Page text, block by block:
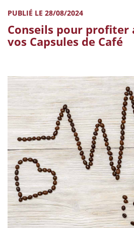
PUBLIÉ LE 28/08/2024
Conseils pour profiter
vos Capsules de Café